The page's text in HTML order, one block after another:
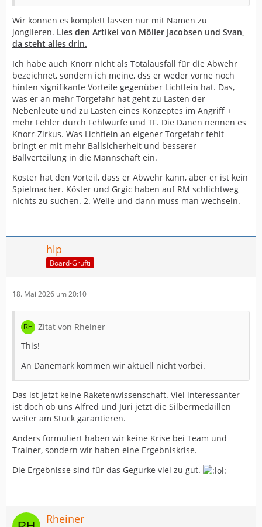
Wir können es komplett lassen nur mit Namen zu
jonglieren. Lies den Artikel von Möller Jacobsen und Svan,
da steht alles drin.
Ich habe auch Knorr nicht als Totalausfall für die Abwehr
bezeichnet, sondern ich meine, dss er weder vorne noch
hinten signifikante Vorteile gegenüber Lichtlein hat. Das,
was er an mehr Torgefahr hat geht zu Lasten der
Nebenleute und zu Lasten eines Konzeptes im Angriff +
mehr Fehler durch Fehlwürfe und TF. Die Dänen nennen es
Knorr-Zirkus. Was Lichtlein an eigener Torgefahr fehlt
bringt er mit mehr Ballsicherheit und besserer
Ballverteilung in die Mannschaft ein.
Köster hat den Vorteil, dass er Abwehr kann, aber er ist kein
Spielmacher. Köster und Grgic haben auf RM schlichtweg
nichts zu suchen. 2. Welle und dann muss man wechseln.
hlp
Board-Grufti
18. Mai 2026 um 20:10
Zitat von Rheiner
This!
An Dänemark kommen wir aktuell nicht vorbei.
Das ist jetzt keine Raketenwissenschaft. Viel interessanter
ist doch ob uns Alfred und Juri jetzt die Silbermedaillen
weiter am Stück garantieren.
Anders formuliert haben wir keine Krise bei Team und
Trainer, sondern wir haben eine Ergebniskrise.
Die Ergebnisse sind für das Gegurke viel zu gut.
Rheiner